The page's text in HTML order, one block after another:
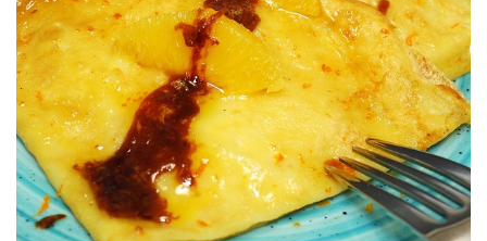
CREPS SUZETTE (CON NARANJA)
VERSIÓN 2020
Revisitando clásicos.